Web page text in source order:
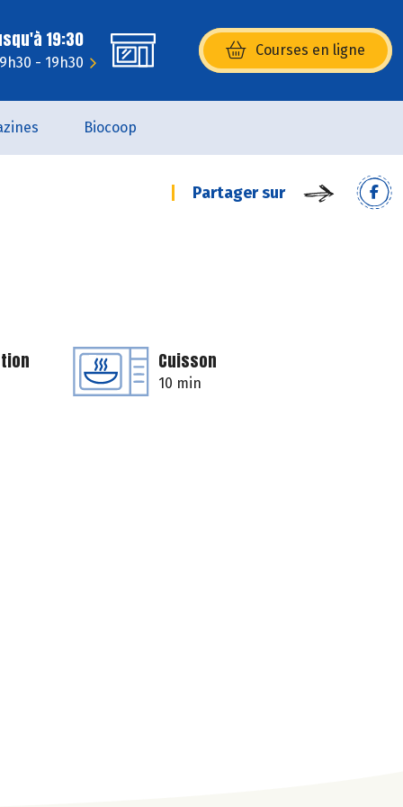
19:30
- 19h30
Courses en ligne
(s’ouvre dans une nouvelle
Biocoop
Partager sur
Cuisson
10 min